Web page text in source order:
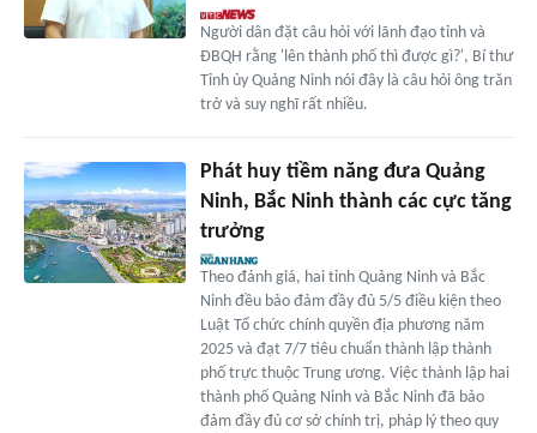
Người dân đặt câu hỏi với lãnh đạo tỉnh và
ĐBQH rằng 'lên thành phố thì được gì?', Bí thư
Tỉnh ủy Quảng Ninh nói đây là câu hỏi ông trăn
trở và suy nghĩ rất nhiều.
Phát huy tiềm năng đưa Quảng
Ninh, Bắc Ninh thành các cực tăng
trưởng
Theo đánh giá, hai tỉnh Quảng Ninh và Bắc
Ninh đều bảo đảm đầy đủ 5/5 điều kiện theo
Luật Tổ chức chính quyền địa phương năm
2025 và đạt 7/7 tiêu chuẩn thành lập thành
phố trực thuộc Trung ương. Việc thành lập hai
thành phố Quảng Ninh và Bắc Ninh đã bảo
đảm đầy đủ cơ sở chính trị, pháp lý theo quy